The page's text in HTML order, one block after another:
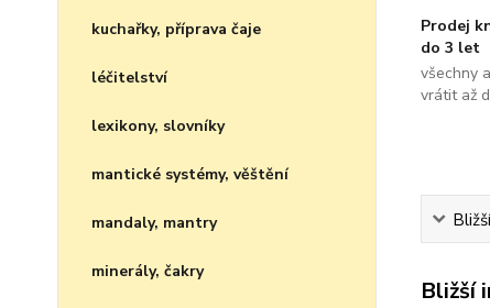
kuchařky, příprava čaje
léčitelství
lexikony, slovníky
mantické systémy, věštění
mandaly, mantry
minerály, čakry
Prodej
do 3 let
všechny
vrátit až
Bližší